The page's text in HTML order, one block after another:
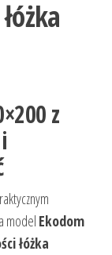
z
model Ekodom
łóżka